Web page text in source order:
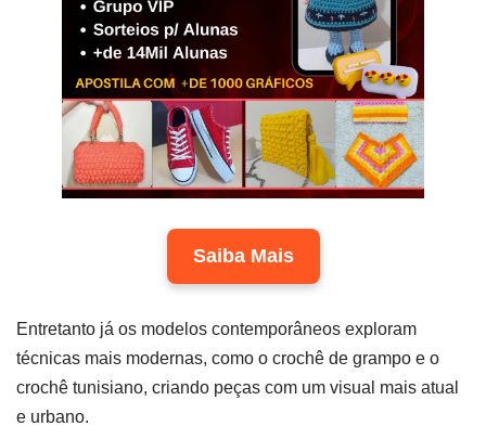
Saiba Mais
Entretanto já os modelos contemporâneos exploram
técnicas mais modernas, como o crochê de grampo e o
crochê tunisiano, criando peças com um visual mais atual
e urbano.